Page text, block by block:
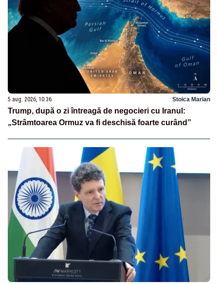
5 aug. 2026, 10:36 Stoica Marian
Trump, după o zi întreagă de negocieri cu Iranul:
„Strâmtoarea Ormuz va fi deschisă foarte curând”